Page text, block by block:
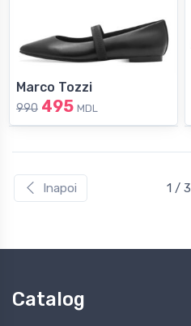
Marco Tozzi
990 495 MDL
Inapoi 1 / 3
Catalog